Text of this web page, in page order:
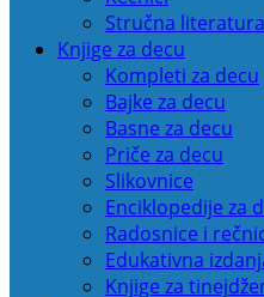
Stručna literatura
Knjige za decu
Kompleti za decu
Bajke za decu
Basne za decu
Priče za decu
Slikovnice
Enciklopedije za
Radosnice i
Edukativna
Knjige za